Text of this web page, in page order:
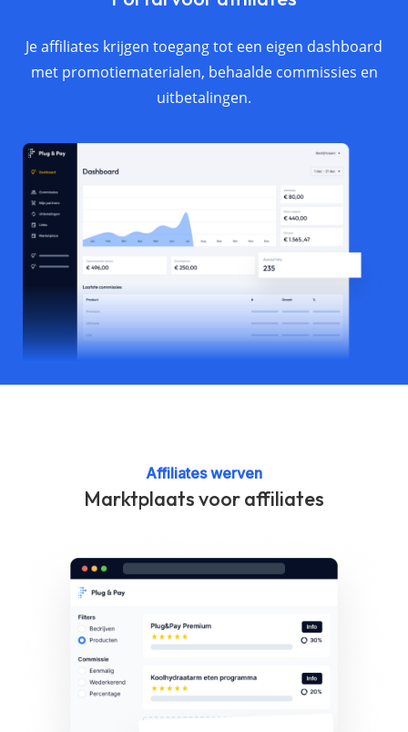
Je affiliates krijgen toegang tot een eigen dashboard
met promotiematerialen, behaalde commissies en
uitbetalingen.
Affiliates werven
Marktplaats voor affiliates